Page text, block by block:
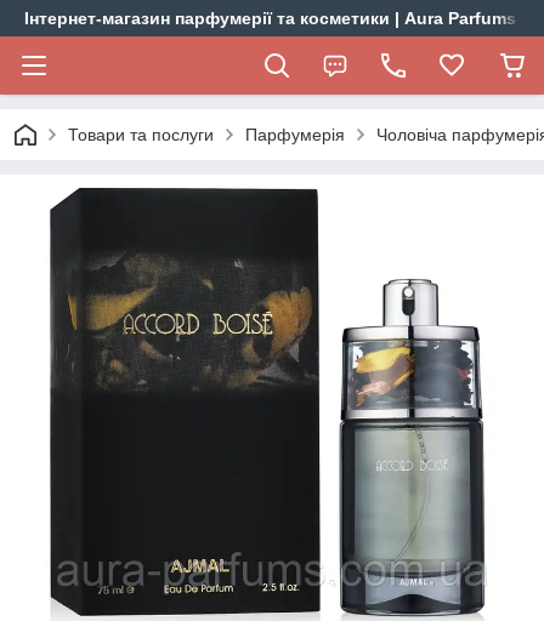
Інтернет-магазин парфумерії та косметики | Aura Parfums
Товари та послуги Парфумерія Чоловіча